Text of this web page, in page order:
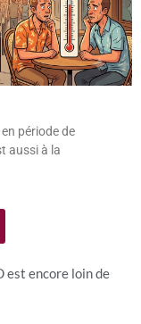
période de
aussi à la
est encore loin de